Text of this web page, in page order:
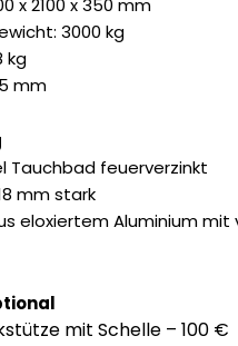
3000 kg
kg
mm
Tauchbad feuerverzinkt
mm stark
eloxiertem Aluminium mit
mit Schelle – 100 €